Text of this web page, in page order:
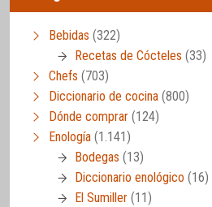
Bebidas (322)
Recetas de Cócteles (33)
Chefs (703)
Diccionario de cocina (800)
Dónde comprar (124)
Enología (1.141)
Bodegas (13)
Diccionario enológico (16)
El Sumiller (11)